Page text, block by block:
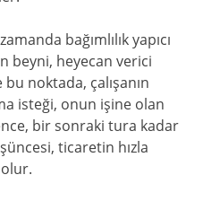
bağımlılık yapıcı
beyni, heyecan verici
noktada, çalışanın
isteği, onun işine olan
bir sonraki tura kadar
ticaretin hızla